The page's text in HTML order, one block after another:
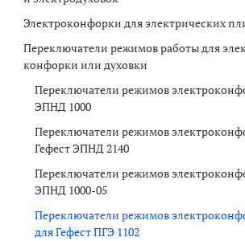
Электроконфорки для электрических
Переключатели режимов работы для
конфорки или духовки
Переключатели режимов
ЭПНД 1000
Переключатели режимов
Гефест ЭПНД 2140
Переключатели режимов
ЭПНД 1000-05
Переключатели режимов
для Гефест ПГЭ 1102